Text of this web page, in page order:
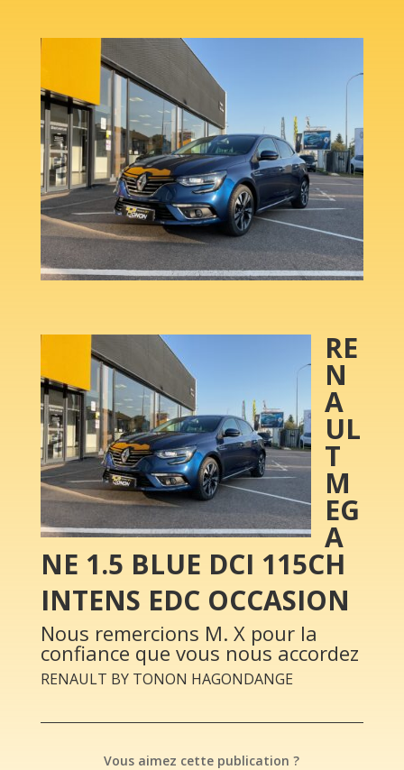
RE
N
A
UL
T
M
EG
A
NE 1.5 BLUE DCI 115CH
INTENS EDC OCCASION
Nous remercions M. X pour la
confiance que vous nous accordez
RENAULT BY TONON HAGONDANGE
Vous aimez cette publication ?